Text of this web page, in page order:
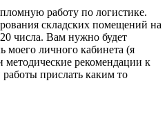
работу по логистике.
складских помещений на
числа. Вам нужно будет
моего личного кабинета (я
методические рекомендации к
прислать каким то